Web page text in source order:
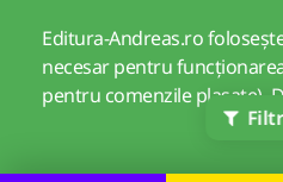
Editura-Andreas.ro
necesar pentru
pentru comenzile plasate).